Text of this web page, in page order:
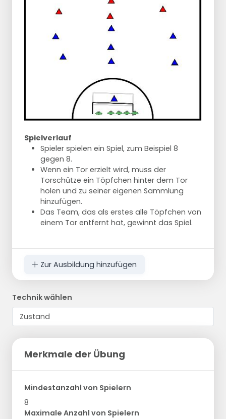
Spielverlauf
Spieler spielen ein Spiel, zum Beispiel 8
gegen 8.
Wenn ein Tor erzielt wird, muss der
Torschütze ein Töpfchen hinter dem Tor
holen und zu seiner eigenen Sammlung
hinzufügen.
Das Team, das als erstes alle Töpfchen von
einem Tor entfernt hat, gewinnt das Spiel.
Zur Ausbildung hinzufügen
Technik wählen
Merkmale der Übung
Mindestanzahl von Spielern
8
Maximale Anzahl von Spielern